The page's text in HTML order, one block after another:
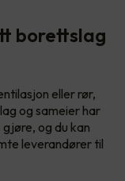
borettslag
eller rør,
og sameier har
og du kan
leverandører til